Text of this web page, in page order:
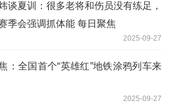
谈夏训：很多老将和伤员没有练足，
季会强调抓体能 每日聚焦
2025-09-27
：全国首个“英雄红”地铁涂鸦列车来
2025-09-27